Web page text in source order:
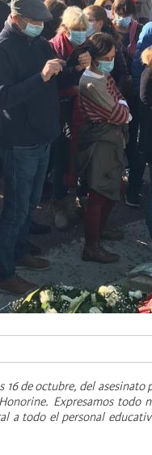
de octubre, del asesinato
Expresamos todo
a todo el personal